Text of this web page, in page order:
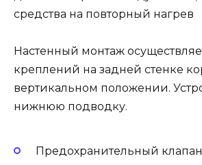
средства на повторный нагрев
Настенный монтаж
креплений на задней стенке
вертикальном положении.
нижнюю подводку.
Предохранительный